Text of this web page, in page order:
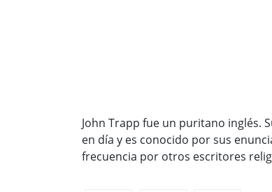
John Trapp fue un puritano inglés.
en día y es conocido por sus
frecuencia por otros escritores